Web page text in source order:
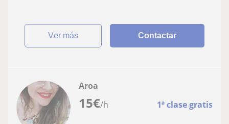
ver más Contactar
15€/h 1ª clase gratis
Aroa